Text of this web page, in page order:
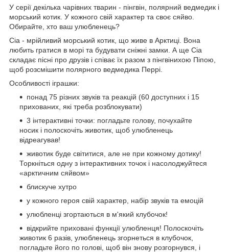
У серії декілька чарівних тварин - пінгвін, полярний ведмедик і
морський котик. У кожного свій характер та своє сяйво.
Обирайте, хто ваш улюбленець?
Сіа - мрійливий морський котик, що живе в Арктиці. Вона
любить гратися в морі та будувати сніжні замки. А ще Сіа
складає пісні про друзів і співає їх разом з пінгвінихою Піпою,
щоб розсмішити полярного ведмедика Перрі.
Особливості іграшки:
понад 75 різних звуків та реакцій (60 доступних і 15
прихованих, які треба розблокувати)
3 інтерактивні точки: погладьте голову, почухайте
носик і полоскочіть животик, щоб улюбленець
відреагував!
животик буде світитися, але не при кожному дотику!
Торкніться одну з інтерактивних точок і насолоджуйтеся
«арктичним сяйвом»
блискуче хутро
у кожного героя свій характер, набір звуків та емоцій
улюбленці згортаються в м'який клубочок!
відкрийте приховані функції улюбленця! Полоскочіть
животик 6 разів, улюбленець згорнеться в клубочок,
погладьте його по голові, щоб він знову розгорнувся, і